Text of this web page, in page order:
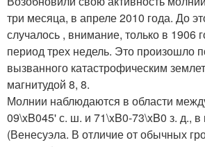
три месяца, в апреле 2010 года. До
случалось , внимание, только в 1906
период трех недель. Это произошло
вызванного катастрофическим
магнитудой 8, 8.
Молнии наблюдаются в области
09\xB045' с. ш. и 71\xB0-73\xB0 з. д., в
(Венесуэла. В отличие от обычных